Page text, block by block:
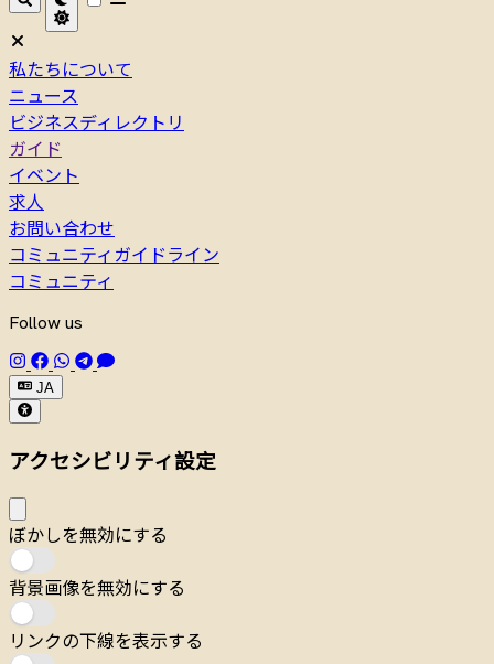
私たちについて
ニュース
ビジネスディレクトリ
ガイド
イベント
求人
お問い合わせ
コミュニティガイドライン
コミュニティ
Follow us
JA
アクセシビリティ設定
ぼかしを無効にする
背景画像を無効にする
リンクの下線を表示する